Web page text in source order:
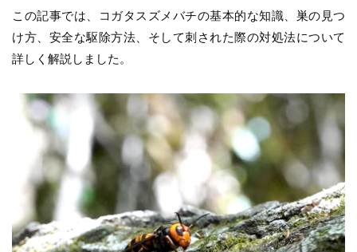
この記事では、コガタスズメバチの基本的な知識、巣の見つ
け方、安全な駆除方法、そして刺された際の対処法について
詳しく解説しました。